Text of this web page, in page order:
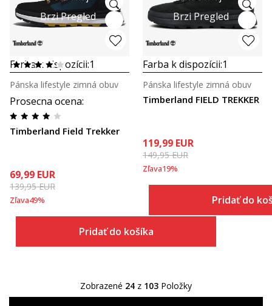
Brzi Pregled
Farba k dispozícii:1
Prosecna ocena:
Timberland Field Trekker
Pánska lifestyle zimná obuv
69,99 EUR
139,95EUR
Zľava49%
Pridať do košíka
Brzi Pregled
Farba k dispozícii:1
Timberland FIELD TREKKER
Pánska lifestyle zimná obuv
119,99 EUR
149,95EUR
Zľava19%
Pridať do
Zobrazené 24 z 103 Položky